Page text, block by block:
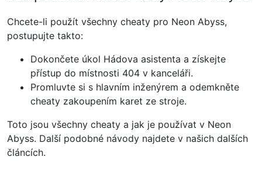
Chcete-li použít všechny cheaty pro Neon Abyss,
postupujte takto:
Dokončete úkol Hádova asistenta a získejte
přístup do místnosti 404 v kanceláři.
Promluvte si s hlavním inženýrem a odemkněte
cheaty zakoupením karet ze stroje.
Toto jsou všechny cheaty a jak je používat v Neon
Abyss. Další podobné návody najdete v našich dalších
článcích.